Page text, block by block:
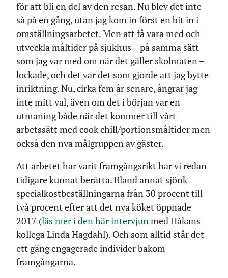
för att bli en del av den resan. Nu blev det inte
så på en gång, utan jag kom in först en bit in i
omställningsarbetet. Men att få vara med och
utveckla måltider på sjukhus – på samma sätt
som jag var med om när det gäller skolmaten –
lockade, och det var det som gjorde att jag bytte
inriktning. Nu, cirka fem år senare, ångrar jag
inte mitt val, även om det i början var en
utmaning både när det kommer till vårt
arbetssätt med cook chill/portionsmåltider men
också den nya målgruppen av gäster.
Att arbetet har varit framgångsrikt har vi redan
tidigare kunnat berätta. Bland annat sjönk
specialkostbeställningarna från 30 procent till
två procent efter att det nya köket öppnade
2017 (läs mer i den här intervjunmed Håkans
kollega Linda Hagdahl). Och som alltid står det
ett gäng engagerade individer bakom
framgångarna.